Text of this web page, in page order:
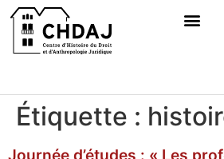
Étiquette :
Journée d’études : « Les